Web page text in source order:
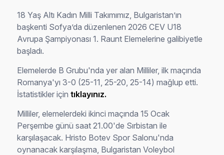
18 Yaş Altı Kadın Milli Takımımız, Bulgaristan’ın
başkenti Sofya’da düzenlenen 2026 CEV U18
Avrupa Şampiyonası 1. Raunt Elemelerine galibiyetle
başladı.
Elemelerde B Grubu'nda yer alan Milliler, ilk maçında
Romanya'yı 3-0 (25-11, 25-20, 25-14) mağlup etti.
İstatistikler içintıklayınız.
Milliler, elemelerdeki ikinci maçında 15 Ocak
Perşembe günü saat 21.00'de Sırbistan ile
karşılaşacak. Hristo Botev Spor Salonu'nda
oynanacak karşılaşma, Bulgaristan Voleybol